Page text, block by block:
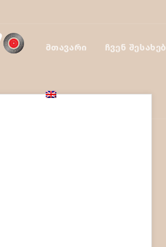
ᲛᲗᲐᲕᲐᲠᲘ ᲩᲕᲔᲜ ᲨᲔᲡᲐᲮᲔᲑ